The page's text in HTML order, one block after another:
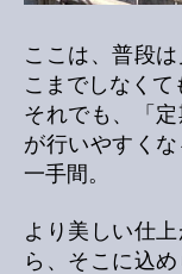
ここは、普段
こまでしなくて
それでも、「
が行いやすく
一手間。
より美しい仕
ら、そこに込